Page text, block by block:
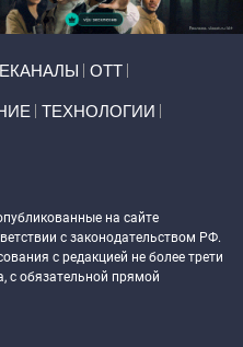
ОТТ
ТЕХНОЛОГИИ
на сайте
с законодательством РФ.
с редакцией не более трети
с обязательной прямой